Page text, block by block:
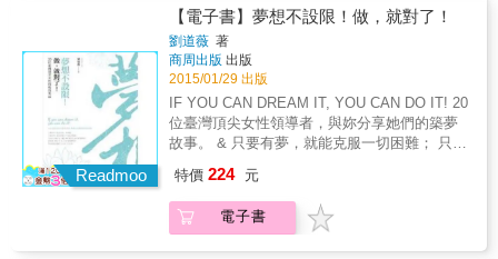
台北努力的夢想──走進他們的生活，看見生活
的痕跡以及正在努力圓夢的各種心情點滴：在
踏出校園之後，面對大環境的艱難，如何一路
走來仍堅持自己所愛、努力朝自己的目標前
進。他們各自都在圓夢的路途上，有的剛出
發、有的正在半途中或許篤定也或許徬徨、有
的已然達到目的地，回首看見自己在這座城市
裡毫無畏懼的足跡。 & 一本紀錄台北年輕人勇
氣的夢想之書， 大聲宣告小確幸請遠離，只有
就自我。透過這些女性領袖菁英的發聲，希望
帶給職場上的年輕女性，以全新思維來檢視自
己的工作態度，積極地看待自己的工作，不再
只是為了一份薪水、為了等待下班而工作。由
此激發年輕女性發掘心中的夢想，找到自己
「真正想做的事」。二十則最動人的築夢故
事，鼓勵所有年輕女孩們，邁開堅定步伐，向
夢想前進。
Readmoo
【電子書】夢想不設限！做，就對了！
劉道薇 著
商周出版 出版
2015/01/29 出版
IF YOU CAN DREAM IT, YOU CAN DO IT! 20
位臺灣頂尖女性領導者，與妳分享她們的築夢
故事。 & 只要有夢，就能克服一切困難； 只要
不容小覷，勇敢踏出安逸的舒適圈吧！ 敢嘗
試、敢追求，在工作中散發熱情， 妳也能創造
屬於自己的不凡成就。 & 二十位臺灣頂尖女性
特價 224 元
電子書